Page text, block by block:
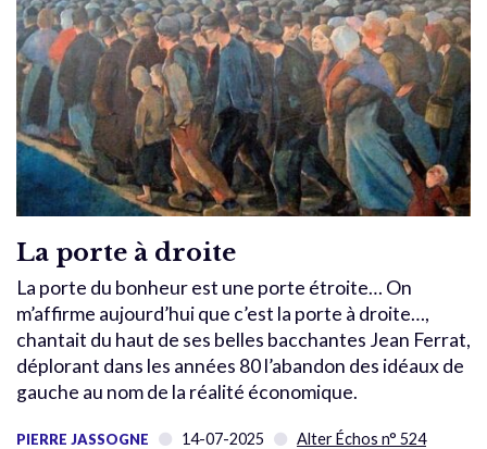
La porte à droite
La porte du bonheur est une porte étroite… On
m’affirme aujourd’hui que c’est la porte à droite…,
chantait du haut de ses belles bacchantes Jean Ferrat,
déplorant dans les années 80 l’abandon des idéaux de
gauche au nom de la réalité économique.
PIERRE JASSOGNE 14-07-2025 Alter Échos n° 524